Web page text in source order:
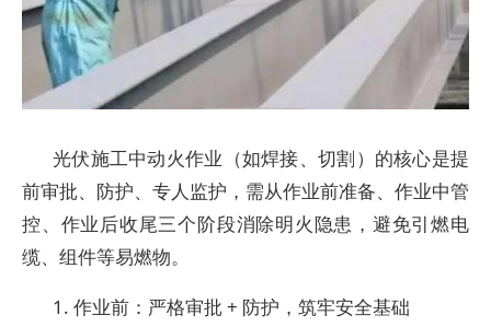
光伏施工中动火作业（如焊接、切割）的核心是提
前审批、防护、专人监护，需从作业前准备、作业中管
控、作业后收尾三个阶段消除明火隐患，避免引燃电
缆、组件等易燃物。
1. 作业前：严格审批 + 防护，筑牢安全基础